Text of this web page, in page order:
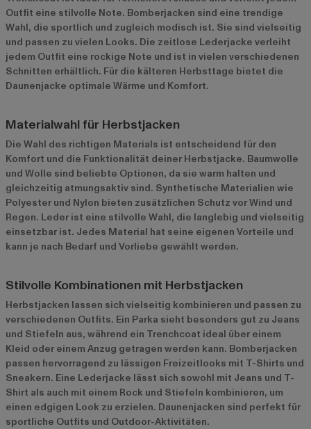
Outfit eine stilvolle Note. Bomberjacken sind eine trendige
Wahl, die sportlich und zugleich modisch ist. Sie sind vielseitig
und passen zu vielen Looks. Die zeitlose Lederjacke verleiht
jedem Outfit eine rockige Note und ist in vielen verschiedenen
Schnitten erhältlich. Für die kälteren Herbsttage bietet die
Daunenjacke optimale Wärme und Komfort.
Materialwahl für Herbstjacken
Die Wahl des richtigen Materials ist entscheidend für den
Komfort und die Funktionalität deiner Herbstjacke. Baumwolle
und Wolle sind beliebte Optionen, da sie warm halten und
gleichzeitig atmungsaktiv sind. Synthetische Materialien wie
Polyester und Nylon bieten zusätzlichen Schutz vor Wind und
Regen. Leder ist eine stilvolle Wahl, die langlebig und vielseitig
einsetzbar ist. Jedes Material hat seine eigenen Vorteile und
kann je nach Bedarf und Vorliebe gewählt werden.
Stilvolle Kombinationen mit Herbstjacken
Herbstjacken lassen sich vielseitig kombinieren und passen zu
verschiedenen Outfits. Ein Parka sieht besonders gut zu Jeans
und Stiefeln aus, während ein Trenchcoat ideal über einem
Kleid oder einem Anzug getragen werden kann. Bomberjacken
passen hervorragend zu lässigen Freizeitlooks mit T-Shirts und
Sneakern. Eine Lederjacke lässt sich sowohl mit Jeans und T-
Shirt als auch mit einem Rock und Stiefeln kombinieren, um
einen edgigen Look zu erzielen. Daunenjacken sind perfekt für
sportliche Outfits und Outdoor-Aktivitäten.